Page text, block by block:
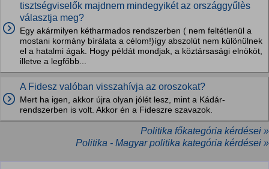
tisztségviselők majdnem mindegyikét az országgyűlès
választja meg?
Egy akármilyen kétharmados rendszerben ( nem feltétlenül a
mostani kormány bìrálata a célom!)így abszolút nem különülnek
el a hatalmi ágak. Hogy példát mondjak, a köztársasági elnököt,
illetve a legfőbb...
A Fidesz valóban visszahívja az oroszokat?
Mert ha igen, akkor újra olyan jólét lesz, mint a Kádár-
rendszerben is volt. Akkor én a Fideszre szavazok.
Politika főkategória kérdései »
Politika - Magyar politika kategória kérdései »